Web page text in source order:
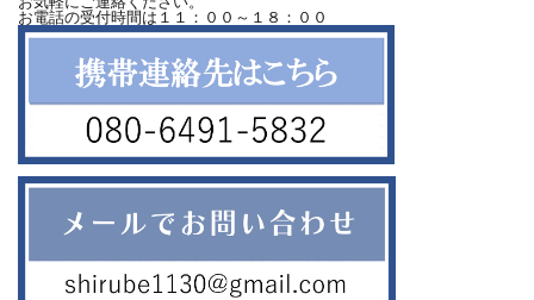
お電話の受付時間は１１：００～１８：００